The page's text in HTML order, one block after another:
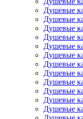
Душевые
Душевые
Душевые
Душевые
Душевые
Душевые
Душевые
Душевые
Душевые
Душевые
Душевые
Душевые